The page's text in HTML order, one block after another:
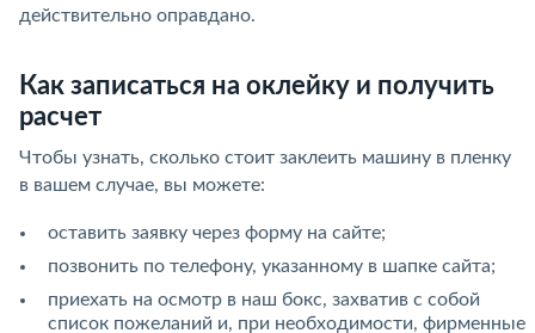
действительно оправдано.
Как записаться на оклейку и получить
расчет
Чтобы узнать, сколько стоит заклеить машину в пленку
в вашем случае, вы можете:
оставить заявку через форму на сайте;
позвонить по телефону, указанному в шапке сайта;
приехать на осмотр в наш бокс, захватив с собой
список пожеланий и, при необходимости, фирменные